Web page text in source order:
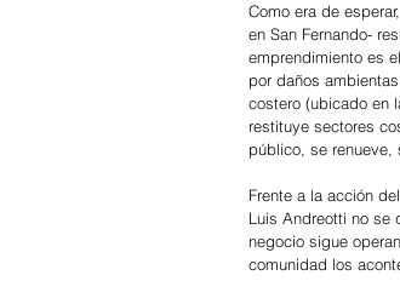
Como era de
en San Fernando-
emprendimiento es
por daños
costero (ubicado en
restituye sectores
público, se renueve,
Frente a la acción
Luis Andreotti no se
negocio sigue
comunidad los